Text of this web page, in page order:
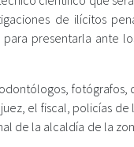
de ilícitos
presentarla ante
fotógrafos,
el fiscal, policías de
de la alcaldía de la